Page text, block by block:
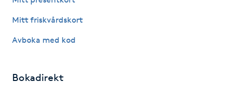
LPG-behandling
Mitt friskvårdskort
Avboka med kod
Bokadirekt